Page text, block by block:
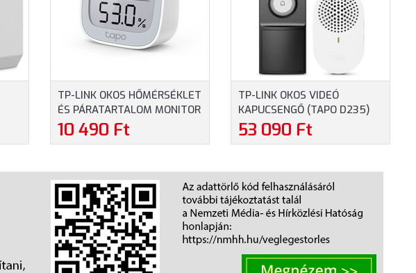
TP-LINK OKOS HŐMÉRSÉKLET
ÉS PÁRATARTALOM MONITOR
(TAPO T315)
10 490 Ft
TP-LINK OKOS VIDEÓ
KAPUCSENGŐ (TAPO D235)
53 090 Ft